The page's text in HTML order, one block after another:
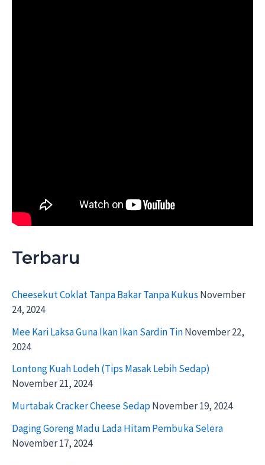
Terbaru
Cheesekut Coklat Tanpa Bakar Tanpa Kukus November
24, 2024
Mee Kari Laksa Guna Ikan Ikan Sardin TinNovember 22,
2024
Lontong Kuah Lodeh (Tips Masak Lebih Sedap)
November 21, 2024
Murtabak Cracker Cheese SedapNovember 19, 2024
Daging Goreng Madu Lada Hitam Pembuka Selera
November 17, 2024